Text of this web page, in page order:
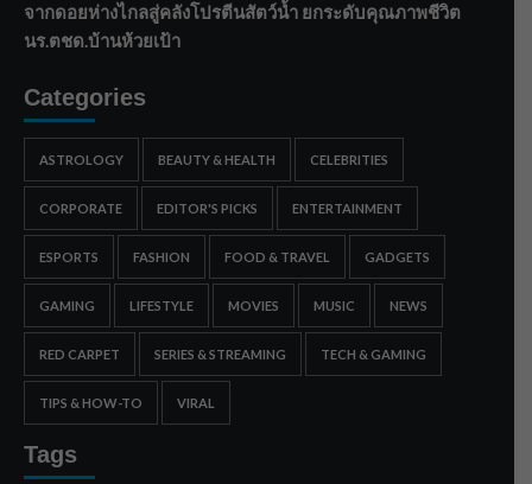
จากดอยห่างไกลสู่คลังโปรตีนสัตว์น้ำ ยกระดับคุณภาพชีวิต
นร.ตชด.บ้านห้วยเป้า
Categories
ASTROLOGY BEAUTY & HEALTH CELEBRITIES
CORPORATE EDITOR'S PICKS ENTERTAINMENT
ESPORTS FASHION FOOD & TRAVEL GADGETS
GAMING LIFESTYLE MOVIES MUSIC NEWS
RED CARPET SERIES & STREAMING TECH & GAMING
TIPS & HOW-TO VIRAL
Tags